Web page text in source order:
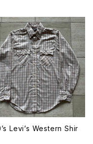
Levi’s Western Shir